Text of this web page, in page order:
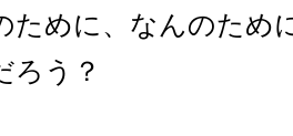
ために、なんのため
ろう？